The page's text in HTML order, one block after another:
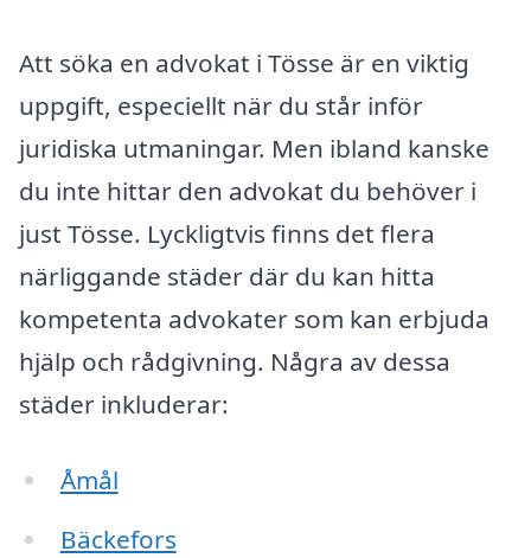
Att söka en advokat i Tösse är en viktig
uppgift, especiellt när du står inför
juridiska utmaningar. Men ibland kanske
du inte hittar den advokat du behöver i
just Tösse. Lyckligtvis finns det flera
närliggande städer där du kan hitta
kompetenta advokater som kan erbjuda
hjälp och rådgivning. Några av dessa
städer inkluderar:
Åmål
Bäckefors